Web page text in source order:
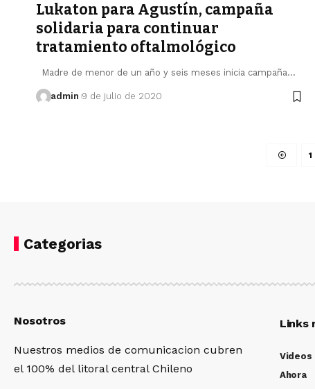
Lukaton para Agustín, campaña
solidaria para continuar
tratamiento oftalmológico
Madre de menor de un año y seis meses inicia campaña…
admin 9 de julio de 2020
1
Categorias
Nosotros
Nuestros medios de comunicacion cubren
el 100% del litoral central Chileno
Links
Videos
Ahora